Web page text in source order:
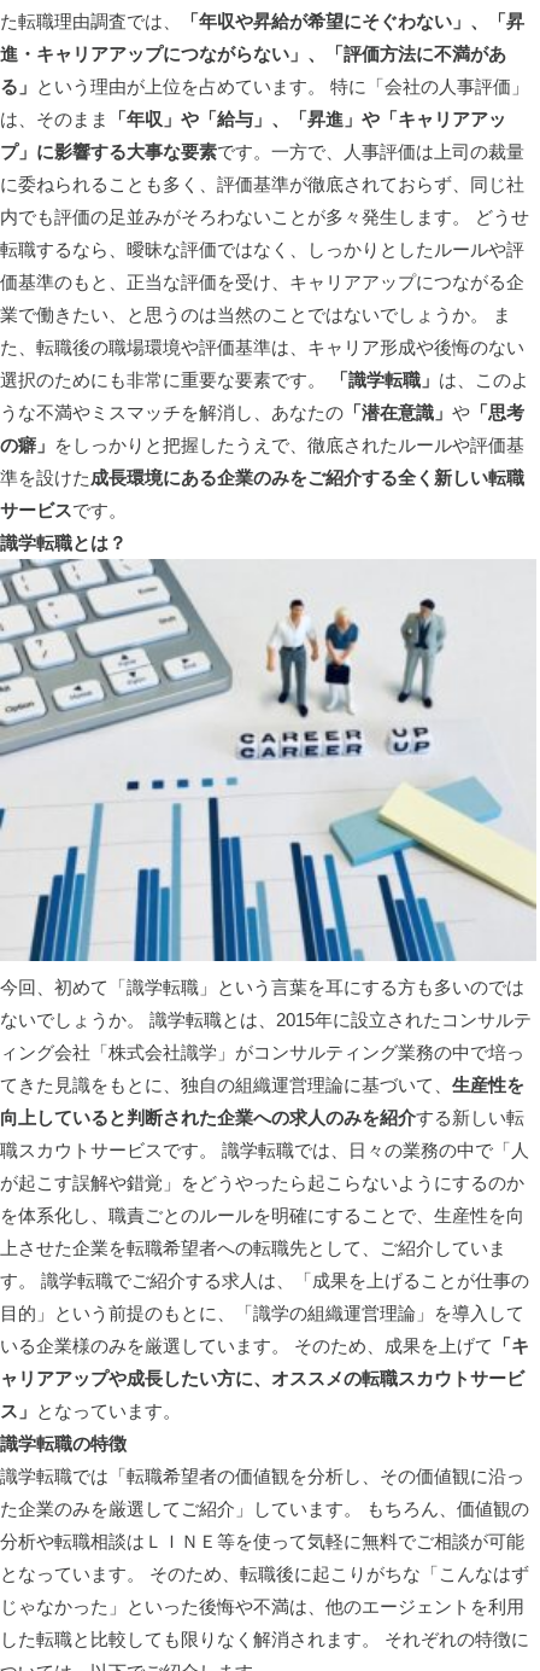
た転職理由調査では、
「年収や昇給が希望にそぐわない」、「昇
進・キャリアアップにつながらない」、「評価方法に不満があ
る」 という理由が上位を占めています。 特に「会社の人事評価」
は、そのまま
「年収」や「給与」、「昇進」や「キャリアアッ
プ」に影響する大事な要素です。一方で、人事評価は上司の裁量
に委ねられることも多く、評価基準が徹底されておらず、同じ社
内でも評価の足並みがそろわないことが多々発生します。 どうせ
転職するなら、曖昧な評価ではなく、しっかりとしたルールや評
価基準のもと、正当な評価を受け、キャリアアップにつながる企
業で働きたい、と思うのは当然のことではないでしょうか。 ま
た、転職後の職場環境や評価基準は、キャリア形成や後悔のない
選択のためにも非常に重要な要素です。
「識学転職」 は、このよ
うな不満やミスマッチを解消し、あなたの 「潜在意識」 や 「思考
の癖」 をしっかりと把握したうえで、徹底されたルールや評価基
準を設けた成長環境にある企業のみをご紹介する全く新しい転職
サービスです。
識学転職とは？
今回、初めて「識学転職」という言葉を耳にする方も多いのでは
ないでしょうか。 識学転職とは、2015年に設立されたコンサルテ
ィング会社「株式会社識学」がコンサルティング業務の中で培っ
てきた見識をもとに、独自の組織運営理論に基づいて、 生産性を
向上していると判断された企業への求人のみを紹介する新しい転
職スカウトサービスです。 識学転職では、日々の業務の中で「人
が起こす誤解や錯覚」をどうやったら起こらないようにするのか
を体系化し、職責ごとのルールを明確にすることで、生産性を向
上させた企業を転職希望者への転職先として、ご紹介していま
す。 識学転職でご紹介する求人は、「成果を上げることが仕事の
目的」という前提のもとに、「識学の組織運営理論」を導入して
いる企業様のみを厳選しています。 そのため、成果を上げて
「キ
ャリアアップや成長したい方に、オススメの転職スカウトサービ
ス」 となっています。
識学転職の特徴
識学転職では「転職希望者の価値観を分析し、その価値観に沿っ
た企業のみを厳選してご紹介」しています。 もちろん、価値観の
分析や転職相談はＬＩＮＥ等を使って気軽に無料でご相談が可能
となっています。 そのため、転職後に起こりがちな「こんなはず
じゃなかった」といった後悔や不満は、他のエージェントを利用
した転職と比較しても限りなく解消されます。 それぞれの特徴に